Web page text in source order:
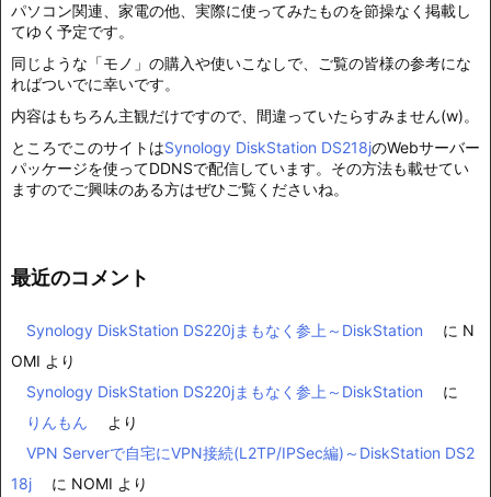
パソコン関連、家電の他、実際に使ってみたものを節操なく掲載し
てゆく予定です。
同じような「モノ」の購入や使いこなしで、ご覧の皆様の参考にな
ればついでに幸いです。
内容はもちろん主観だけですので、間違っていたらすみません(w)。
ところでこのサイトはSynology DiskStation DS218jのWebサーバー
パッケージを使ってDDNSで配信しています。その方法も載せてい
ますのでご興味のある方はぜひご覧くださいね。
最近のコメント
Synology DiskStation DS220jまもなく参上～DiskStation に N
OMI より
Synology DiskStation DS220jまもなく参上～DiskStation
に
りんもん
より
VPN Serverで自宅にVPN接続(L2TP/IPSec編)～DiskStation DS2
18j
に NOMI より